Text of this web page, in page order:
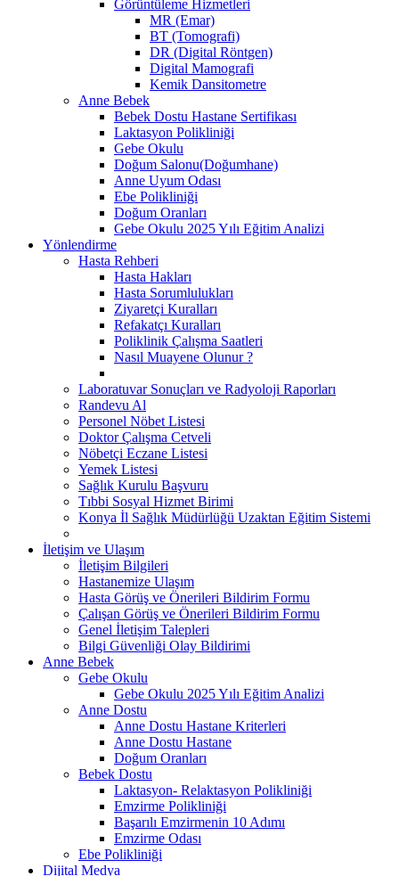
Görüntüleme Hizmetleri
MR (Emar)
BT (Tomografi)
DR (Digital Röntgen)
Digital Mamografi
Kemik Dansitometre
Anne Bebek
Bebek Dostu Hastane Sertifikası
Laktasyon Polikliniği
Gebe Okulu
Doğum Salonu(Doğumhane)
Anne Uyum Odası
Ebe Polikliniği
Doğum Oranları
Gebe Okulu 2025 Yılı Eğitim Analizi
Yönlendirme
Hasta Rehberi
Hasta Hakları
Hasta Sorumlulukları
Ziyaretçi Kuralları
Refakatçı Kuralları
Poliklinik Çalışma Saatleri
Nasıl Muayene Olunur ?
Laboratuvar Sonuçları ve Radyoloji Raporları
Randevu Al
Personel Nöbet Listesi
Doktor Çalışma Cetveli
Nöbetçi Eczane Listesi
Yemek Listesi
Sağlık Kurulu Başvuru
Tıbbi Sosyal Hizmet Birimi
Konya İl Sağlık Müdürlüğü Uzaktan Eğitim Sistemi
İletişim ve Ulaşım
İletişim Bilgileri
Hastanemize Ulaşım
Hasta Görüş ve Önerileri Bildirim Formu
Çalışan Görüş ve Önerileri Bildirim Formu
Genel İletişim Talepleri
Bilgi Güvenliği Olay Bildirimi
Anne Bebek
Gebe Okulu
Gebe Okulu 2025 Yılı Eğitim Analizi
Anne Dostu
Anne Dostu Hastane Kriterleri
Anne Dostu Hastane
Doğum Oranları
Bebek Dostu
Laktasyon- Relaktasyon Polikliniği
Emzirme Polikliniği
Başarılı Emzirmenin 10 Adımı
Emzirme Odası
Ebe Polikliniği
Dijital Medya